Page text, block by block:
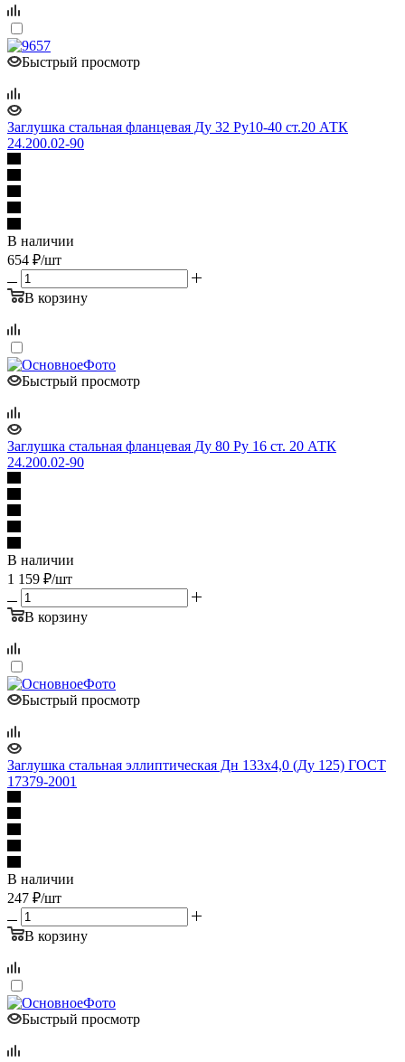
Быстрый просмотр
Заглушка стальная фланцевая Ду 32 Ру10-40 ст.20 АТК
24.200.02-90
В наличии
654 ₽/шт
В корзину
Быстрый просмотр
Заглушка стальная фланцевая Ду 80 Ру 16 ст. 20 АТК
24.200.02-90
В наличии
1 159 ₽/шт
В корзину
Быстрый просмотр
Заглушка стальная эллиптическая Дн 133х4,0 (Ду 125) ГОСТ
17379-2001
В наличии
247 ₽/шт
В корзину
Быстрый просмотр